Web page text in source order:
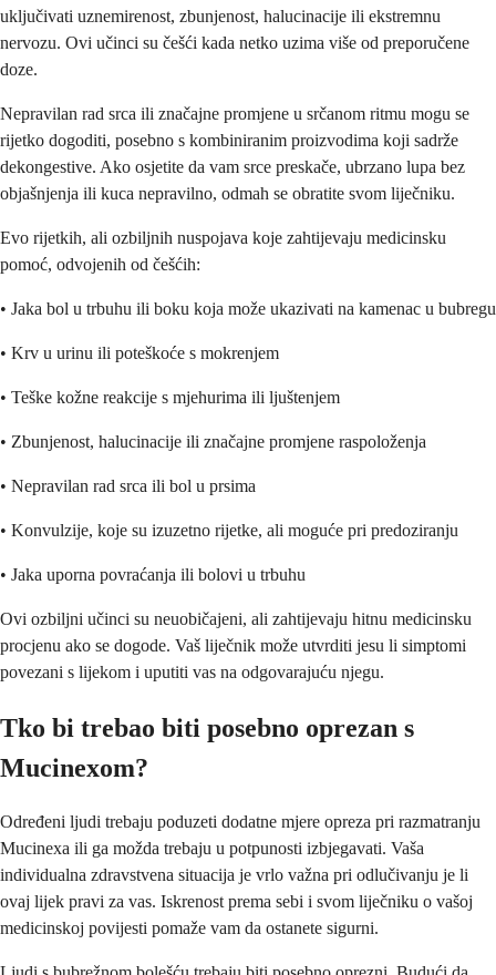
uključivati uznemirenost, zbunjenost, halucinacije ili ekstremnu
nervozu. Ovi učinci su češći kada netko uzima više od preporučene
doze.
Nepravilan rad srca ili značajne promjene u srčanom ritmu mogu se
rijetko dogoditi, posebno s kombiniranim proizvodima koji sadrže
dekongestive. Ako osjetite da vam srce preskače, ubrzano lupa bez
objašnjenja ili kuca nepravilno, odmah se obratite svom liječniku.
Evo rijetkih, ali ozbiljnih nuspojava koje zahtijevaju medicinsku
pomoć, odvojenih od češćih:
• Jaka bol u trbuhu ili boku koja može ukazivati na kamenac u bubregu
• Krv u urinu ili poteškoće s mokrenjem
• Teške kožne reakcije s mjehurima ili ljuštenjem
• Zbunjenost, halucinacije ili značajne promjene raspoloženja
• Nepravilan rad srca ili bol u prsima
• Konvulzije, koje su izuzetno rijetke, ali moguće pri predoziranju
• Jaka uporna povraćanja ili bolovi u trbuhu
Ovi ozbiljni učinci su neuobičajeni, ali zahtijevaju hitnu medicinsku
procjenu ako se dogode. Vaš liječnik može utvrditi jesu li simptomi
povezani s lijekom i uputiti vas na odgovarajuću njegu.
Tko bi trebao biti posebno oprezan s
Mucinexom?
Određeni ljudi trebaju poduzeti dodatne mjere opreza pri razmatranju
Mucinexa ili ga možda trebaju u potpunosti izbjegavati. Vaša
individualna zdravstvena situacija je vrlo važna pri odlučivanju je li
ovaj lijek pravi za vas. Iskrenost prema sebi i svom liječniku o vašoj
medicinskoj povijesti pomaže vam da ostanete sigurni.